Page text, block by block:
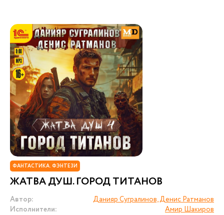
ФАНТАСТИКА. ФЭНТЕЗИ
ЖАТВА ДУШ. ГОРОД ТИТАНОВ
Автор:
Данияр Сугралинов, Денис Ратманов
Исполнители:
Амир Шакиров